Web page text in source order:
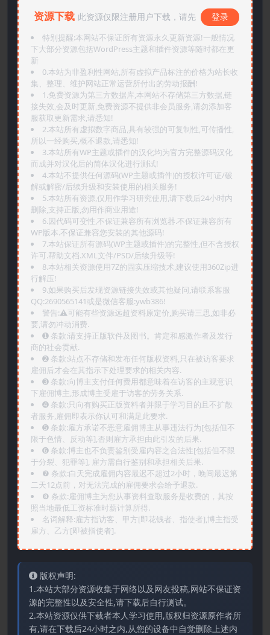
资源下载 此资源仅限注册用户下载，请先 登录
特别提醒:本网站不保证所有资源永久更新资源!一般情况
下大部分资源包括WordPress主题和插件资源等随时都在更
新
0.本站为非盈利性网站,所有虚拟产品标注的价格为站长收
集、整理、维护网站正常运营所付出的劳动报酬!
1.免费资源为第三方数据库,本网站不存储第三方数据,链
接失效,会及时更新,免费资源不提供非会员服务,请勿添加客
服获取更新需求,请悉知!
2.本站所有虚拟数字商品,具有较强的可复制性,可传播性,
所以一经购买,概不退款,请悉知!
3.本站所有WP主题或插件的汉化均为官方完整源码汉化
而成并对汉化后的简体汉化进行测试!
4.本站不提供任何源码(WP主题或插件)的授权许可证/破
解或解密/后续升级和安装使用的相关服务!
5.本站所有资源,仅用作学习研究使用,请下载后24小时内
删除,支持正版,勿用作商业用途!
6.因代码可变性,不保证兼容所有浏览器.不保证兼容所有
WP版本.不保证兼容您安装的其他源码!
7.本站保证所有源码(WP主题或插件)的完整性,但不含授权
许可.帮助文档.XML文件/PSD/后续升级等!
8.本站相关资源使用7Z的固实压缩技术,建议使用360Zip进
行解压!
9.如果购买后发现资源链接失效或其他疑问,请联系客服
QQ:2690565141或是微信客服:ywb386!
警告:⚠️可能有些资源远超资料原定价,购买请三思,如非必
要,请勿冲动消费.
➊️ 条款:请支持正版软件及图书。肯定和感激作者及发行
商的社会贡献.
➋️ 条款:站点不存储和发布任何版权资料,只在被访客要求
雇佣后才会在其指示下处理要求的相关内容.
➌️ 条款:向博主支付任何费用都意味着在访客的主观意识
下雇佣博主,形成博主受雇于访客的劳务关系.
➍️ 条款:只向有购买正版资料者并限于学习目的且不扩散
者服务,雇佣即表示你认可和满足此要求.
➎ 条款:雇方承诺不恶意雇佣博主从事违法行为[包括但不
限于色情、反动等],否则雇方承担由此引发的后果.
➏️ 条款:博主也不负责鉴别受雇内容之合法性[包括但不限
于分裂、犯罪等], 雇方需自行鉴别和承担相关后果.
❼ 条款:白天完成雇佣内容最迟不超过2小时，晚间最迟第
二天12点前，对无法完成的雇佣要求会给予退款.
❽ 条款:雇佣博主为您从事资料查取服务是收费的，其按
照当地最低工资标准时薪计算所得.
名词解释:雇方指访客、甲方[即花钱者、指使者],博主指受
雇方、乙方[即被指使者].
版权声明:
1.本站大部分资源收集于网络以及网友投稿,网站不保证资
源的完整性以及安全性,请下载后自行测试。
2.本站资源仅供下载者本人学习使用,版权归资源原作者所
有,请在下载后24小时之内,从您的设备中自觉删除上述内